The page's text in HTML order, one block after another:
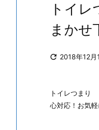
トイ
まかせ
 2018年12月
トイレつまり
心対応！お気軽